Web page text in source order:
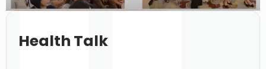
Health Talk